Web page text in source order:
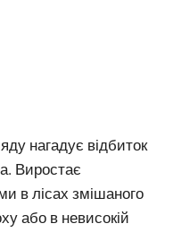
нагадує відбиток
Виростає
в лісах змішаного
або в невисокій